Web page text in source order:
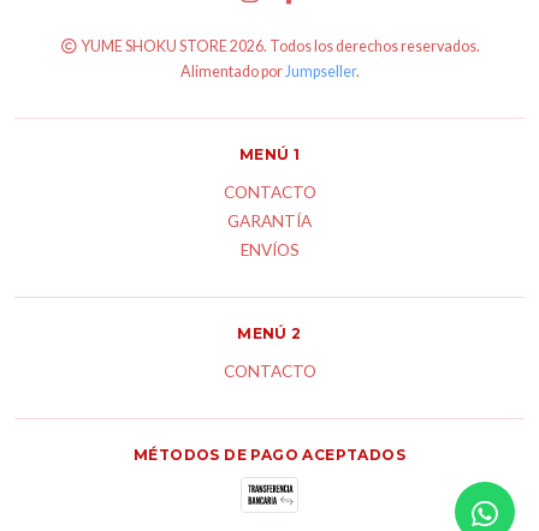
YUME SHOKU STORE 2026. Todos los derechos reservados.
Alimentado porJumpseller.
MENÚ 1
CONTACTO
GARANTÍA
ENVÍOS
MENÚ 2
CONTACTO
MÉTODOS DE PAGO ACEPTADOS